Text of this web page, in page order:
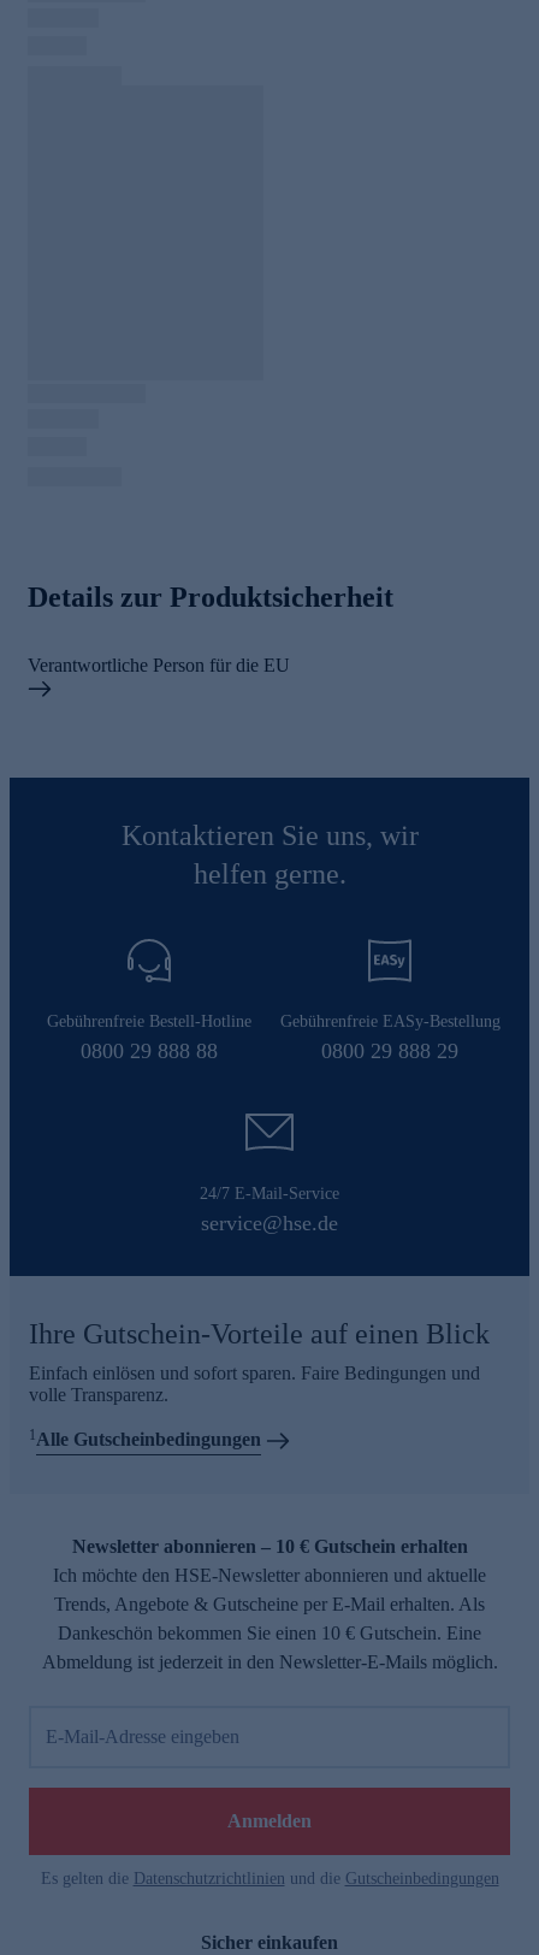
Details zur Produktsicherheit
Verantwortliche Person für die EU
Kontaktieren Sie uns, wir
helfen gerne.
Gebührenfreie Bestell-Hotline
0800 29 888 88
Gebührenfreie EASy-Bestellung
0800 29 888 29
24/7 E-Mail-Service
service@hse.de
Ihre Gutschein-Vorteile auf einen Blick
Einfach einlösen und sofort sparen. Faire Bedingungen und
volle Transparenz.
1Alle Gutscheinbedingungen
Newsletter abonnieren – 10 € Gutschein erhalten
Ich möchte den HSE-Newsletter abonnieren und aktuelle
Trends, Angebote & Gutscheine per E-Mail erhalten. Als
Dankeschön bekommen Sie einen 10 € Gutschein. Eine
Abmeldung ist jederzeit in den Newsletter-E-Mails möglich.
E-Mail-Adresse eingeben
Anmelden
Es gelten die Datenschutzrichtlinien und die Gutscheinbedingungen
Sicher einkaufen